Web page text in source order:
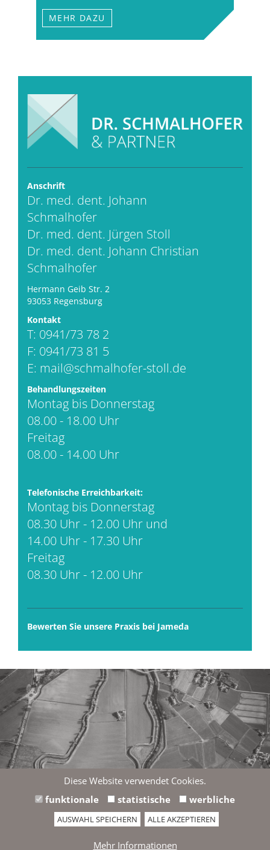
MEHR DAZU
Anschrift
Dr. med. dent. Johann
Schmalhofer
Dr. med. dent. Jürgen Stoll
Dr. med. dent. Johann Christian
Schmalhofer
Hermann Geib Str. 2
93053 Regensburg
Kontakt
T: 0941/73 78 2
F: 0941/73 81 5
E: mail@schmalhofer-stoll.de
Behandlungszeiten
Montag bis Donnerstag
08.00 - 18.00 Uhr
Freitag
08.00 - 14.00 Uhr
Telefonische Erreichbarkeit:
Montag bis Donnerstag
08.30 Uhr - 12.00 Uhr und
14.00 Uhr - 17.30 Uhr
Freitag
08.30 Uhr - 12.00 Uhr
Bewerten Sie unsere Praxis bei Jameda
Wir möchten Ihnen hier eine externe Karte von Google
Maps anzeigen. Einverstanden?
Datenschutzhinweise anzeigen
Diese Website verwendet Cookies.
funktionale
statistische werbliche
AUSWAHL SPEICHERN ALLE AKZEPTIEREN
Mehr Informationen